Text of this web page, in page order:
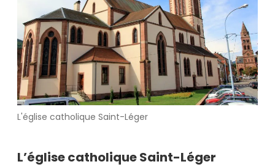
L'église catholique Saint-Léger
L’église catholique Saint-Léger